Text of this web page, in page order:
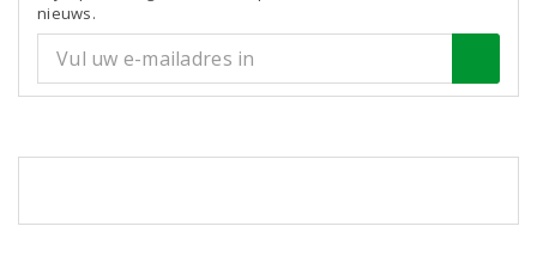
nieuws.